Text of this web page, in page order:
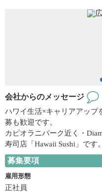
会社からのメッセージ
ハワイ生活×キャリアアップ
募も歓迎です。
カピオラニパーク近く・
寿司店「Hawaii Sushi」です。
募集要項
雇用形態
正社員